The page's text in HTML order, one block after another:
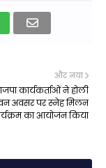
और नया
कार्यकर्ताओं ने होली
अवसर पर स्नेह मिलन
का आयोजन किया